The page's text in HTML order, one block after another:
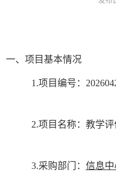
一、项目基本情况
1.项目编号：
2.项目名称： 教学
3.采购部门： 信息中